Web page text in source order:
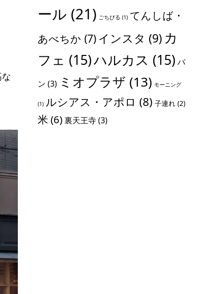
ール (21) ごちびる (1) てんしば・
あべちか (7) インスタ (9) カ
フェ (15)ハルカス (15) パ
ン (3) ミオプラザ (13) モーニング
(1) ルシアス・アポロ (8) 子連れ (2)
米 (6)裏天王寺(3)